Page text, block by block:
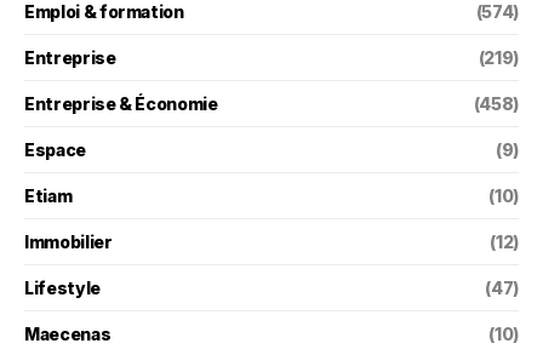
Emploi & formation (574)
Entreprise (219)
Entreprise & Économie (458)
Espace (9)
Etiam (10)
Immobilier (12)
Lifestyle (47)
Maecenas (10)